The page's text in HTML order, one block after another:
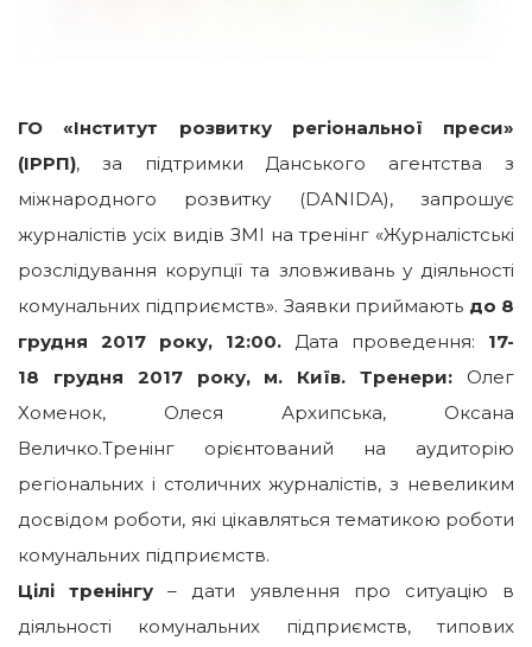
ГО «Інститут розвитку регіональної преси»
(ІРРП), за підтримки Данського агентства з
міжнародного розвитку (DANIDA), запрошує
журналістів усіх видів ЗМІ на тренінг «Журналістські
розслідування корупції та зловживань у діяльності
комунальних підприємств». Заявки приймають до 8
грудня 2017 року, 12:00.
Дата проведення: 17-
18 грудня 2017 року, м. Київ.Тренери: Олег
Хоменок, Олеся Архипська, Оксана
Величко.Тренінг орієнтований на аудиторію
регіональних і столичних журналістів, з невеликим
досвідом роботи, які цікавляться тематикою роботи
комунальних підприємств.
Цілі тренінгу – дати уявлення про ситуацію в
діяльності комунальних підприємств, типових